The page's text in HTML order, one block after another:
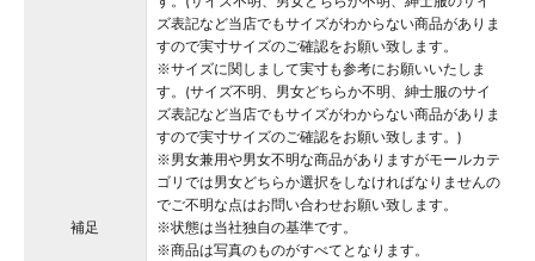
補足
ズ表記など当店でもサイズがわからない商品がありま
すので実寸サイズのご確認をお願い致します。
※サイズに関しまして実寸も参考にお願いいたしま
す。(サイズ不明、男女どちらか不明、紳士服のサイ
ズ表記など当店でもサイズがわからない商品がありま
すので実寸サイズのご確認をお願い致します。)
※男女兼用や男女不明な商品がありますがモールカテ
ゴリでは男女どちらか選択をしなければなりませんの
でご不明な点はお問い合わせお願い致します。
※状態は当社独自の基準です。
※商品は写真のものがすべてとなります。